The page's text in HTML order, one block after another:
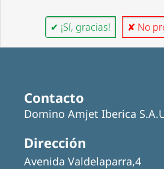
✔ ¡Sí, gracias! ✘ No
Contacto
Domino Amjet Iberica
Dirección
Avenida Valdelaparra,4